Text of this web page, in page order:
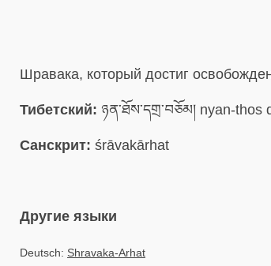
Шравака, который достиг
Тибетский: ཉན་ཐོས་དགྲ་བཅོམ། nyan-thos
Санскрит: śrāvakārhat
Другие языки
Deutsch: Shravaka-Arhat